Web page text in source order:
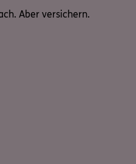
Aber versichern.